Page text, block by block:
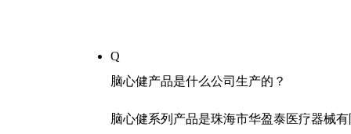
Q
脑心健产品是什么公司生产的？
脑心健系列产品是珠海市华盈泰医疗器械有